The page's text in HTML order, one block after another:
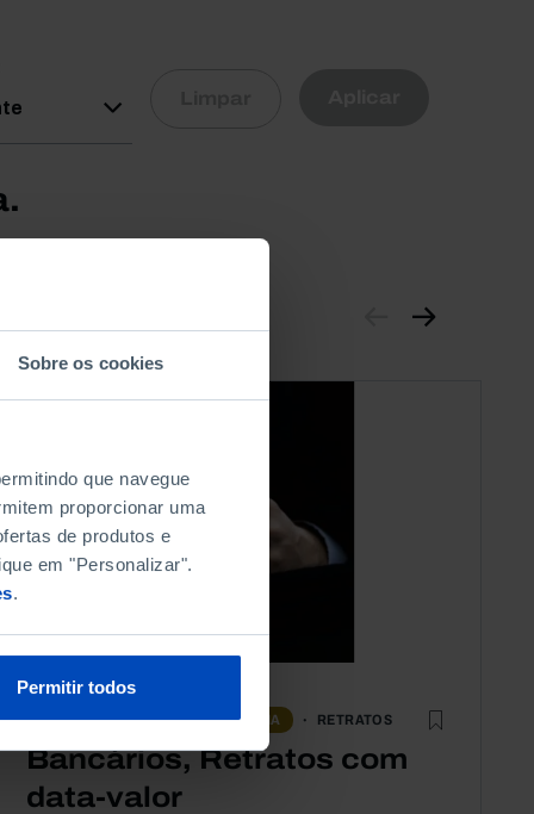
Sobre os cookies
que navegue
proporcionar uma
de produtos e
em "Personalizar".
.
Permitir todos
QUESTÕES SOCIAIS ECONOMIA RETRATOS
Bancários, Retratos com
data-valor